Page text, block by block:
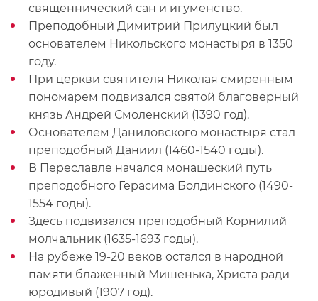
священнический сан и игуменство.
Преподобный Димитрий Прилуцкий был
основателем Никольского монастыря в 1350
году.
При церкви святителя Николая смиренным
пономарем подвизался святой благоверный
князь Андрей Смоленский (1390 год).
Основателем Даниловского монастыря стал
преподобный Даниил (1460-1540 годы).
В Переславле начался монашеский путь
преподобного Герасима Болдинского (1490-
1554 годы).
Здесь подвизался преподобный Корнилий
молчальник (1635-1693 годы).
На рубеже 19-20 веков остался в народной
памяти блаженный Мишенька, Христа ради
юродивый (1907 год).